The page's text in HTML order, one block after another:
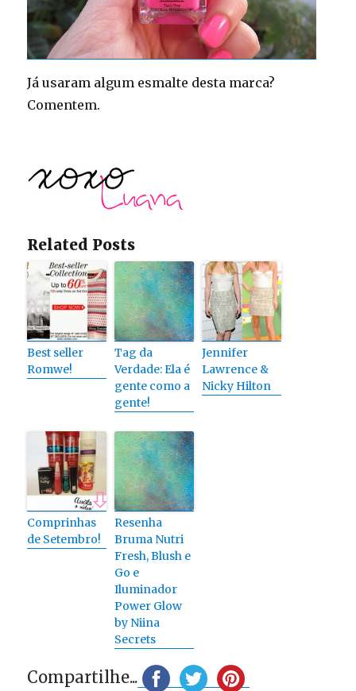
Já usaram algum esmalte desta marca?
Comentem.
Related Posts
Best seller
Romwe!
Tag da
Verdade: Ela é
gente como a
gente!
Jennifer
Lawrence &
Nicky Hilton
Comprinhas
de Setembro!
Resenha
Bruma Nutri
Fresh, Blush e
Go e
Iluminador
Power Glow
by Niina
Secrets
Compartilhe...